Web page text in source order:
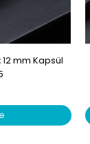
mm Kapsül